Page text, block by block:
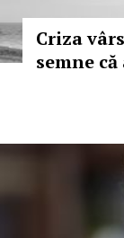
Criza
semne